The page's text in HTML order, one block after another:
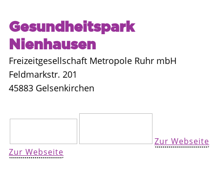
Gesundheitspark
Nienhausen
Freizeitgesellschaft Metropole Ruhr mbH
Feldmarkstr. 201
45883 Gelsenkirchen
Zur Webseite
Zur Webseite